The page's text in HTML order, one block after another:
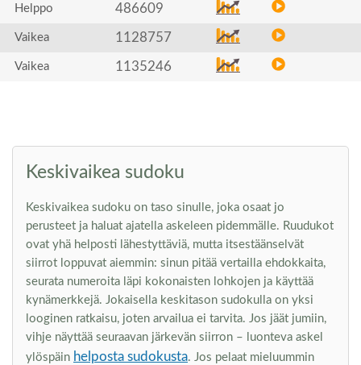
Helppo 486609
Vaikea 1128757
Vaikea 1135246
Keskivaikea sudoku
Keskivaikea sudoku on taso sinulle, joka osaat jo
perusteet ja haluat ajatella askeleen pidemmälle. Ruudukot
ovat yhä helposti lähestyttäviä, mutta itsestäänselvät
siirrot loppuvat aiemmin: sinun pitää vertailla ehdokkaita,
seurata numeroita läpi kokonaisten lohkojen ja käyttää
kynämerkkejä. Jokaisella keskitason sudokulla on yksi
looginen ratkaisu, joten arvailua ei tarvita. Jos jäät jumiin,
vihje näyttää seuraavan järkevän siirron – luonteva askel
ylöspäin helposta sudokusta. Jos pelaat mieluummin